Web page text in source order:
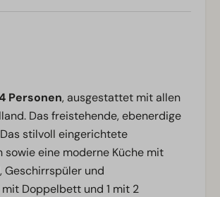
Personen, ausgestattet mit allen
Das freistehende, ebenerdige
stilvoll eingerichtete
sowie eine moderne Küche mit
Geschirrspüler und
mit Doppelbett und 1 mit 2